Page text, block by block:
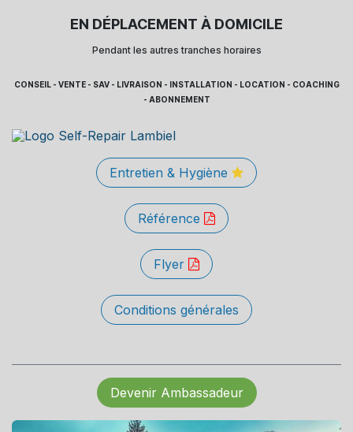
EN DÉPLACEMENT À DOMICILE
Pendant les autres tranches horaires
CONSEIL - VENTE - SAV - LIVRAISON - INSTALLATION - LOCATION - COACHING
- ABONNEMENT
Entretien & Hygiène
Référence
Flyer
Conditions générales
Devenir Ambassadeur